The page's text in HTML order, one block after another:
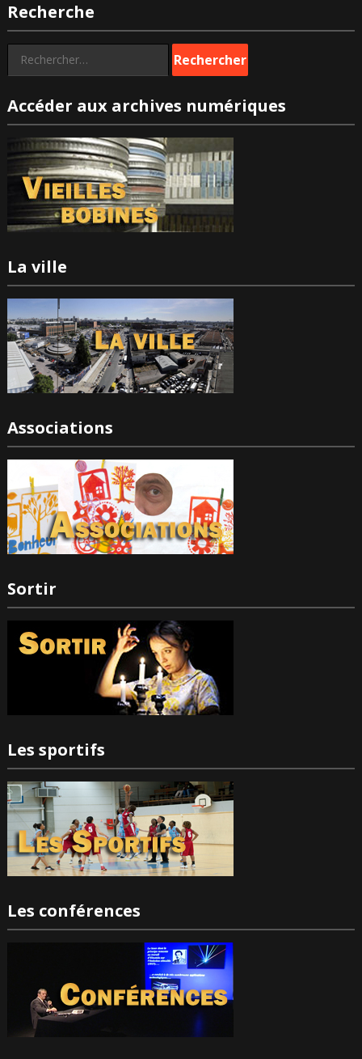
Recherche
Rechercher :
Accéder aux archives numériques
La ville
Associations
Sortir
Les sportifs
Les conférences